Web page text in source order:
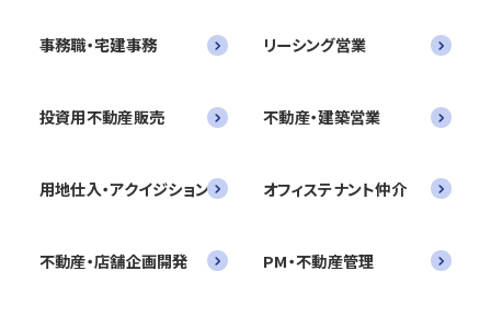
事務職・宅建事務 リーシング営業
投資用不動産販売 不動産・建築営業
用地仕入・アクイジション オフィステナント仲介
不動産・店舗企画開発 PM・不動産管理